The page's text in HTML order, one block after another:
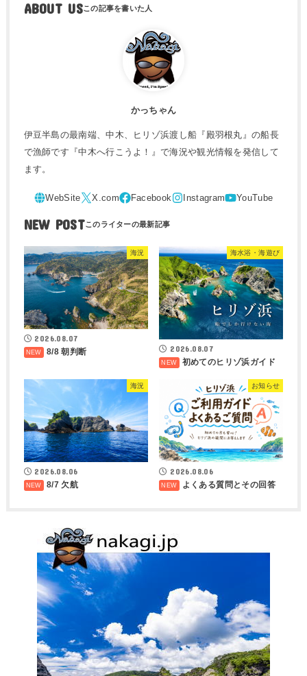
ABOUT US
かっちゃん
伊豆半島の最南端、中木、ヒリゾ浜渡し船『殿羽根丸』の船長
で漁師です『中木へ行こうよ！』で海況や観光情報を発信して
ます。
NEW POST
海況
2026.08.07
8/8 朝判断
海水浴・海遊び
2026.08.07
初めてのヒリゾ浜ガイド
海況
2026.08.06
8/7 欠航
お知らせ
2026.08.06
よくある質問とその回答